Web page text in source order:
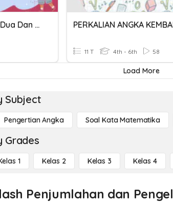
Latihan Soal Pangkat Dua Dan Akar Pangkat Dua Kelas 4 SD
11 T 4th - 6th 58
Load More
Subject
Pengertian Angka Soal Kata Matematika
Grades
1 Kelas 2 Kelas 3 Kelas 4
Penjumlahan dan